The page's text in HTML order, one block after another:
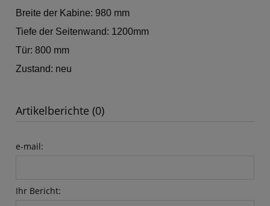
Breite der Kabine: 980 mm
Tiefe der Seitenwand: 1200mm
Tür: 800 mm
Zustand: neu
Artikelberichte (0)
e-mail:
Ihr Bericht: